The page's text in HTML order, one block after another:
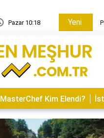
Pazar 10:18 Yeni
MasterChef Kim Elendi?